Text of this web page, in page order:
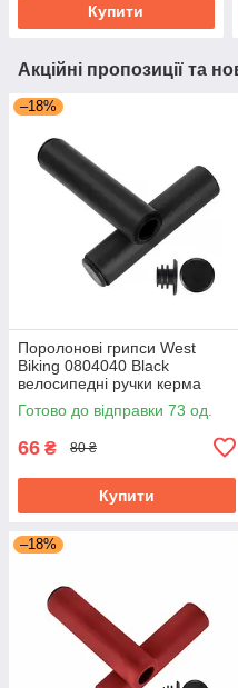
Купити
Акційні пропозиції та
–18%
Поролонові грипси West
Biking 0804040 Black
велосипедні ручки керма
Готово до відправки 73 од.
66 ₴ 80 ₴
Купити
–18%